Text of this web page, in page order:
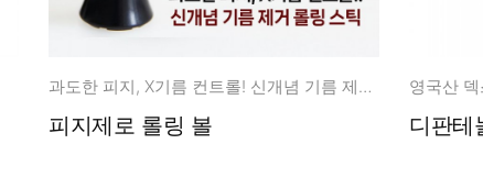
과도한 피지, X기름 컨트롤! 신개념 기름 제거 롤링 스틱
피지제로 롤링 볼